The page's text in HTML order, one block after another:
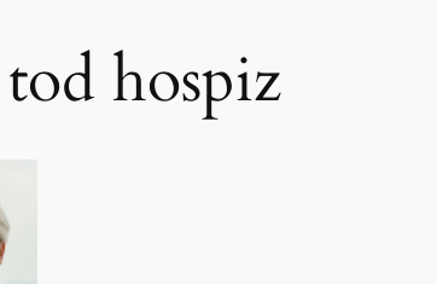
hospiz